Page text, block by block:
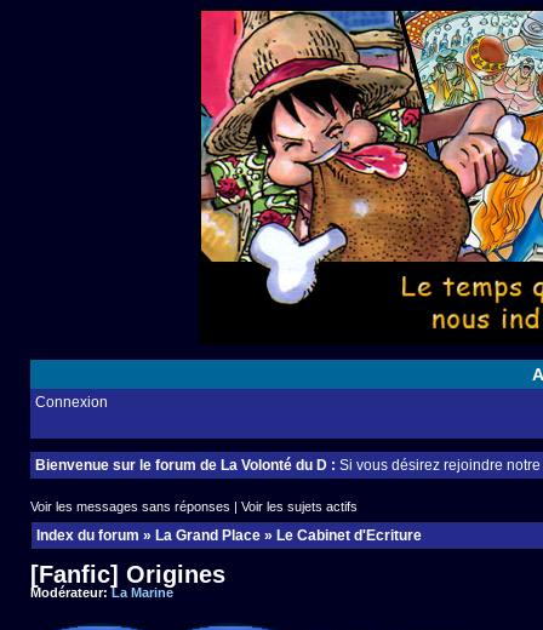
Connexion
Bienvenue sur le forum de La Volonté du D : Si vous désirez rejoindre
Voir les messages sans réponses | Voir les sujets actifs
Index du forum » La Grand Place » Le Cabinet d'Ecriture
[Fanfic] Origines
Modérateur:La Marine